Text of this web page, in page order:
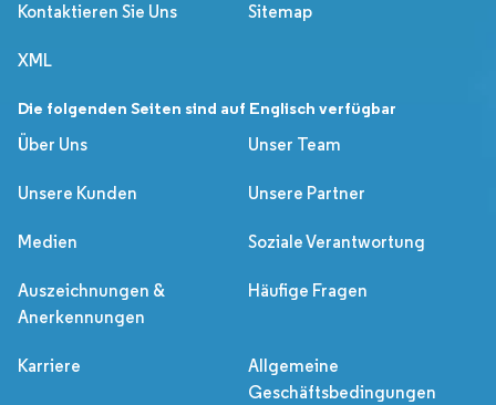
Kontaktieren Sie Uns Sitemap
XML
Die folgenden Seiten sind auf Englisch verfügbar
Über Uns
Unser Team
Unsere Kunden Unsere Partner
Medien Soziale Verantwortung
Auszeichnungen &
Anerkennungen
Häufige Fragen
Karriere
Allgemeine
Geschäftsbedingungen